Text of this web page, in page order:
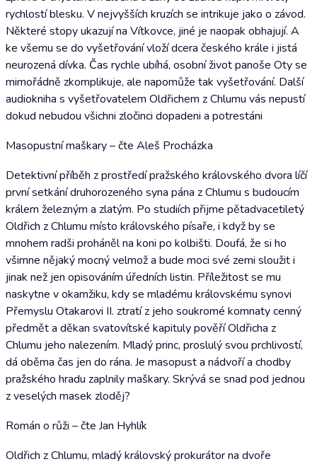
rychlostí blesku. V nejvyšších kruzích se intrikuje jako o závod.
Některé stopy ukazují na Vítkovce, jiné je naopak obhajují. A
ke všemu se do vyšetřování vloží dcera českého krále i jistá
neurozená dívka. Čas rychle ubíhá, osobní život panoše Oty se
mimořádně zkomplikuje, ale napomůže tak vyšetřování. Další
audiokniha s vyšetřovatelem Oldřichem z Chlumu vás nepustí
dokud nebudou všichni zločinci dopadeni a potrestáni
Masopustní maškary – čte Aleš Procházka
Detektivní příběh z prostředí pražského královského dvora líčí
první setkání druhorozeného syna pána z Chlumu s budoucím
králem železným a zlatým. Po studiích přijme pětadvacetiletý
Oldřich z Chlumu místo královského písaře, i když by se
mnohem radši proháněl na koni po kolbišti. Doufá, že si ho
všimne nějaký mocný velmož a bude moci své zemi sloužit i
jinak než jen opisováním úředních listin. Příležitost se mu
naskytne v okamžiku, kdy se mladému královskému synovi
Přemyslu Otakarovi II. ztratí z jeho soukromé komnaty cenný
předmět a děkan svatovítské kapituly pověří Oldřicha z
Chlumu jeho nalezením. Mladý princ, proslulý svou prchlivostí,
dá oběma čas jen do rána. Je masopust a nádvoří a chodby
pražského hradu zaplnily maškary. Skrývá se snad pod jednou
z veselých masek zloděj?
Román o růži – čte Jan Hyhlík
Oldřich z Chlumu, mladý královský prokurátor na dvoře